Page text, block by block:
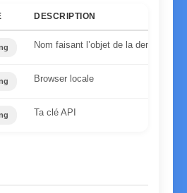
DESCRIPTION
Nom faisant l’objet de la demande
Browser locale
Ta clé API